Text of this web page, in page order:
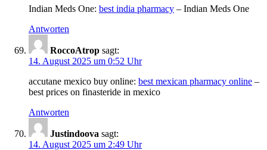
Indian Meds One: best india pharmacy – Indian Meds One
Antworten
RoccoAtrop sagt:
14. August 2025 um 0:52 Uhr
accutane mexico buy online: best mexican pharmacy online –
best prices on finasteride in mexico
Antworten
Justindoova sagt:
14. August 2025 um 2:49 Uhr